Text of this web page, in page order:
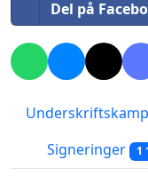
Del på
Signeringer 1